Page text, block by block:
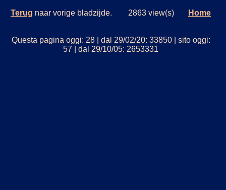
Terug naar vorige bladzijde. 2863 view(s) Home
Questa pagina oggi: 28 | dal 29/02/20: 33850 | sito oggi:
57 | dal 29/10/05: 2653331